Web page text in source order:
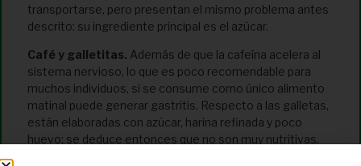
transportarse, pero presentan el mismo problema antes
descrito: su ingrediente principal es el azúcar.
Café y galletitas. Además de que la cafeína acelera al
sistema nervioso, lo que es poco recomendable para
muchos individuos, si se consume como único alimento
matinal puede generar gastritis. Respecto a las galletas,
están elaboradas con azúcar, harina refinada y poco
huevo; se deduce entonces que no son muy nutritivas.